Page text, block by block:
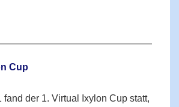
Cup
fand der 1. Virtual Ixylon Cup statt,